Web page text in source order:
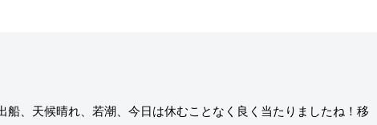
、天候晴れ、若潮、今日は休むことなく良く当たりましたね！移